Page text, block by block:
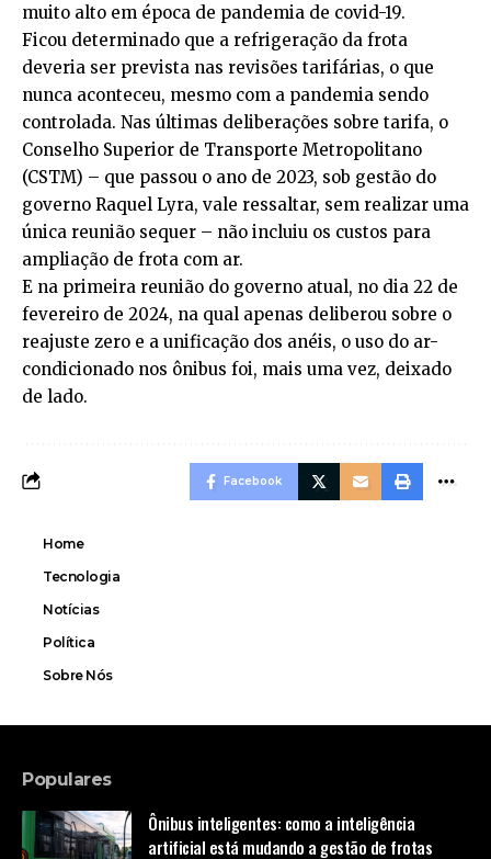
muito alto em época de pandemia de covid-19.
Ficou determinado que a refrigeração da frota
deveria ser prevista nas revisões tarifárias, o que
nunca aconteceu, mesmo com a pandemia sendo
controlada. Nas últimas deliberações sobre tarifa, o
Conselho Superior de Transporte Metropolitano
(CSTM) – que passou o ano de 2023, sob gestão do
governo Raquel Lyra, vale ressaltar, sem realizar uma
única reunião sequer – não incluiu os custos para
ampliação de frota com ar.
E na primeira reunião do governo atual, no dia 22 de
fevereiro de 2024, na qual apenas deliberou sobre o
reajuste zero e a unificação dos anéis, o uso do ar-
condicionado nos ônibus foi, mais uma vez, deixado
de lado.
Facebook
Home
Tecnologia
Notícias
Política
Sobre Nós
Populares
Ônibus inteligentes: como a inteligência
artificial está mudando a gestão de frotas